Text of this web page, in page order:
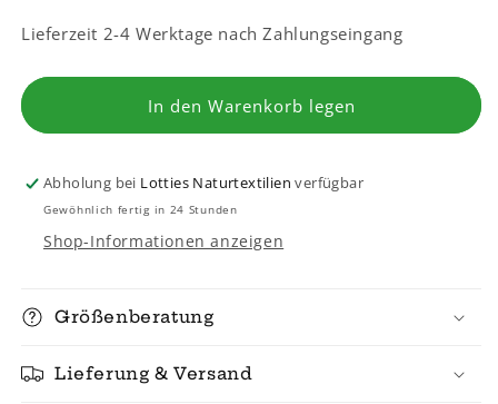
Baby
Socken
Marine
aus
Baby
Socken
Marine
aus
Schurwolle
Lieferzeit 2-4 Werktage nach Zahlungseingang
In den Warenkorb legen
Abholung bei Lotties Naturtextilien verfügbar
Gewöhnlich fertig in 24 Stunden
Shop-Informationen anzeigen
Größenberatung
Lieferung & Versand